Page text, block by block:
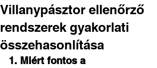
Dynamic-Csurgó Kft. |
8840 Csurgó, Arany János
u. 44.| +36-82/472-014
Villanypásztor ellenőrző
rendszerek gyakorlati
összehasonlítása
1. Miért fontos a